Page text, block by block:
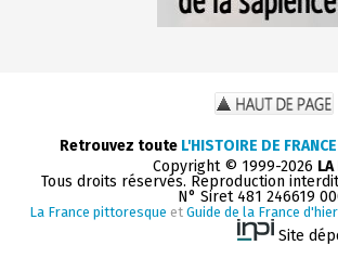
Retrouvez toute L'HISTOIRE DE FRANCE
Copyright © 1999-2026
Tous droits réservés. Reproduction
N° Siret 481 246619
La France pittoresque et Guide de la France
Site